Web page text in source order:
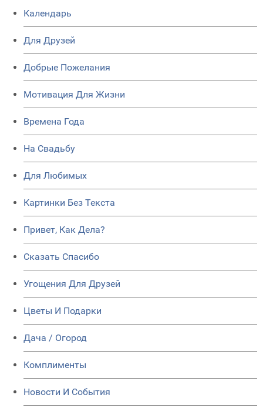
Календарь
Для Друзей
Добрые Пожелания
Мотивация Для Жизни
Времена Года
На Свадьбу
Для Любимых
Картинки Без Текста
Привет, Как Дела?
Сказать Спасибо
Угощения Для Друзей
Цветы И Подарки
Дача / Огород
Комплименты
Новости И События